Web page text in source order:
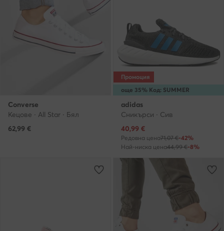
Converse
Кецове · All Star · Бял
62,99 €
още 35% Код: SUMMER
Промоция
adidas
Сникърси · Сив
Актуална цена
40,99 €
Редовна цена71,07 €-42%
Най-ниска цена44,99 €-8%